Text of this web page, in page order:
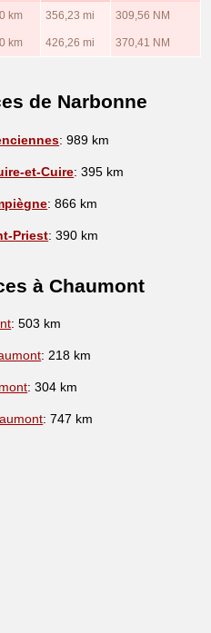
km 356,23 mi 309,56 NM
km 426,26 mi 370,41 NM
de Narbonne
: 989 km
et-Cuire: 395 km
: 866 km
Priest: 390 km
à Chaumont
: 503 km
: 218 km
: 304 km
: 747 km